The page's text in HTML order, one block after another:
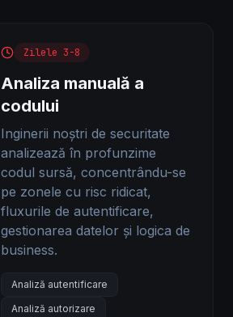
Zilele 3-8
Analiza manuală a
codului
Inginerii noștri de securitate
analizează în profunzime
codul sursă, concentrându-se
pe zonele cu risc ridicat,
fluxurile de autentificare,
gestionarea datelor și logica de
business.
Analiză autentificare
Analiză autorizare